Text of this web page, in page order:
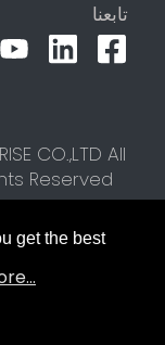
تابعنا
CO.,LTD All
Reserved.
get the best